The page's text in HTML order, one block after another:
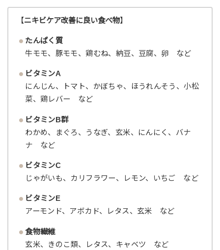
【ニキビケア改善に良い食べ物】
たんぱく質
牛モモ、豚モモ、鶏むね、納豆、豆腐、卵 など
ビタミンA
にんじん、トマト、かぼちゃ、ほうれんそう、小松
菜、鶏レバー など
ビタミンB群
わかめ、まぐろ、うなぎ、玄米、にんにく、バナ
ナ など
ビタミンC
じゃがいも、カリフラワー、レモン、いちご など
ビタミンE
アーモンド、アボカド、レタス、玄米 など
食物繊維
玄米、きのこ類、レタス、キャベツ など